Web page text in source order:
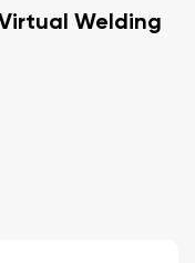
Welding